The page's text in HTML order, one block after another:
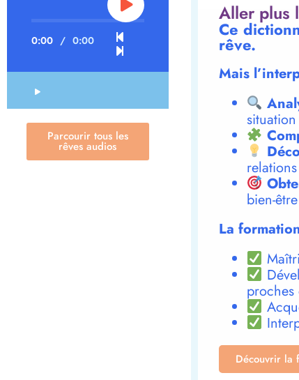
0:00 / 0:00
Parcourir tous les
rêves audios
Aller plus
Ce
rêve.
Mais
bien-être
La
proches
Découvrir la